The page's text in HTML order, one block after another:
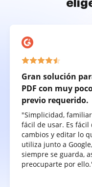
Gran solución
PDF con muy
previo requerido.
"Simplicidad,
fácil de usar. Es fácil
cambios y editar lo
utiliza junto a
siempre se guarda,
preocuparte por